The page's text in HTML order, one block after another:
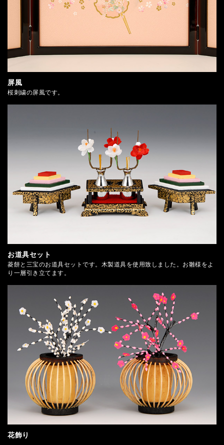
屏風
桜刺繍の屏風です。
お道具セット
菱餅と三宝のお道具セットです。木製道具を使用致しました。お雛様をよ
り一層引き立てます。
花飾り